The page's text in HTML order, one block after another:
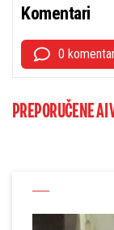
Komentari
0
PREPORUČENE AI